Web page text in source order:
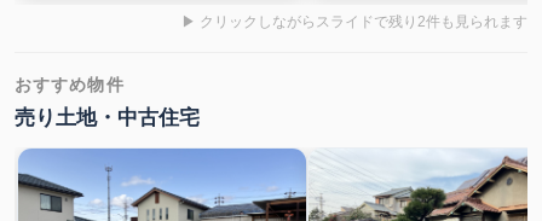
▶ クリックしながらスライドで残り2件も見られます
おすすめ物件
売り土地・中古住宅